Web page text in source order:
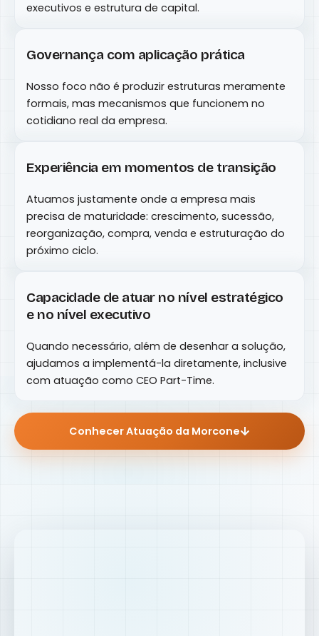
executivos e estrutura de capital.
Governança com aplicação prática
Nosso foco não é produzir estruturas meramente
formais, mas mecanismos que funcionem no
cotidiano real da empresa.
Experiência em momentos de transição
Atuamos justamente onde a empresa mais
precisa de maturidade: crescimento, sucessão,
reorganização, compra, venda e estruturação do
próximo ciclo.
Capacidade de atuar no nível estratégico
e no nível executivo
Quando necessário, além de desenhar a solução,
ajudamos a implementá-la diretamente, inclusive
com atuação como CEO Part-Time.
Conhecer Atuação da Morcone